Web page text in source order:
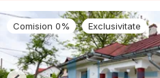
Comision 0% Exclusivitate